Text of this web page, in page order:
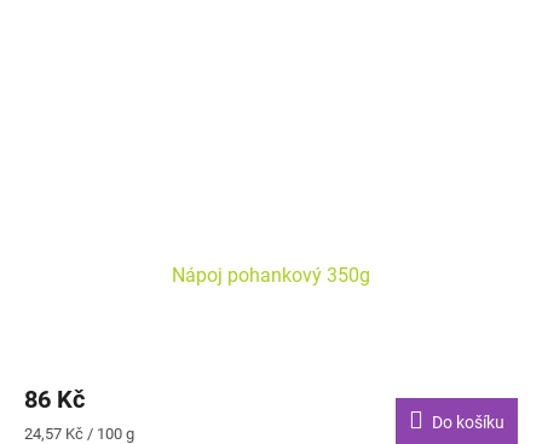
Nápoj pohankový 350g
86 Kč
Měrná
24,57 Kč / 100 g
Do košíku